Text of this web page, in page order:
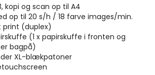
kopi og scan op til A4
op til 20 s/h / 18 farve images/min.
print (duplex)
(1 x papirskuffe i fronten og
bagpå)
XL-blækpatoner